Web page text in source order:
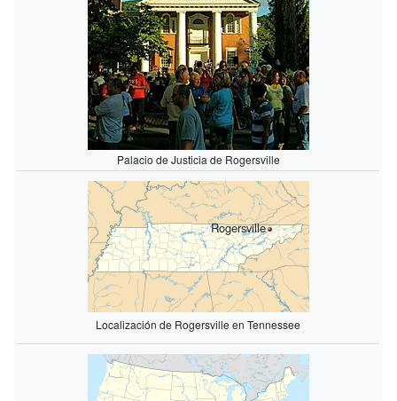
Palacio de Justicia de Rogersville
Rogersville
Localización de Rogersville en Tennessee